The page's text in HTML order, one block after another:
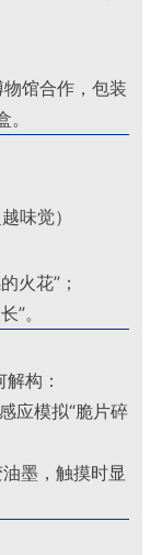
物馆合作，包装
。
味觉）
火花”；
”。
构：
应模拟“脆片碎
墨，触摸时显